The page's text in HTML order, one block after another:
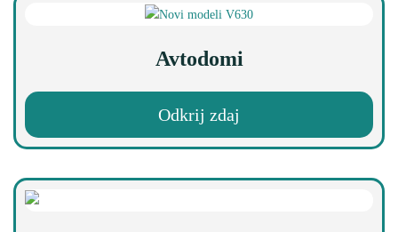
Avtodomi
Odkrij zdaj